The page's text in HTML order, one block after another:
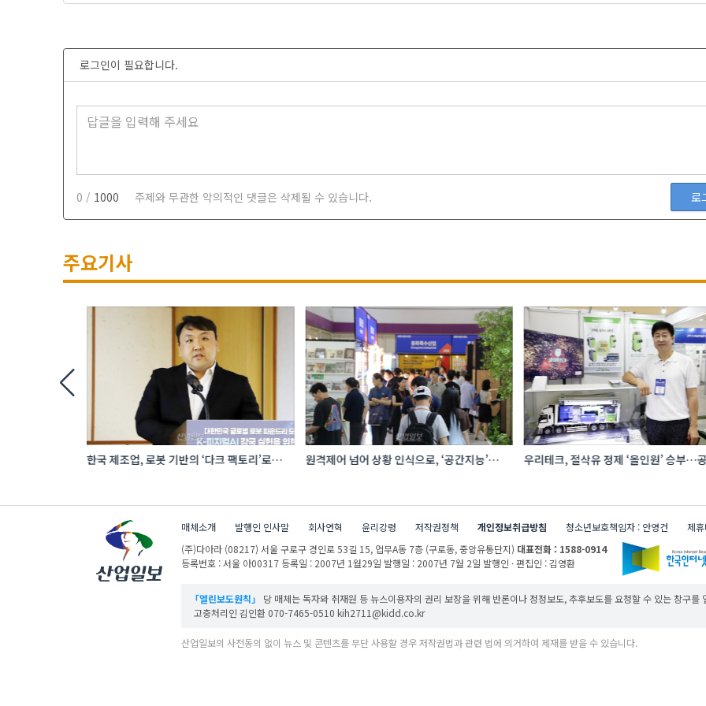
로그인이 필요합니다.
0 / 1000 주제와 무관한 악의적인 댓글은 삭제될 수 있습니다. 로
주요기사
한국 제조업, 로봇 기반의 ‘다크 팩토리’로
원격제어 넘어 상황 인식으로, ‘공간지능’
우리테크, 절삭유 정제 ‘올인원’ 승부…
매체소개 발행인 인사말 회사연혁 윤리강령 저작권정책 개인정보취급방침 청소년보호책임자 : 안영건
제
(주)다아라 (08217) 서울 구로구 경인로 53길 15,업무A동 7층 (구로동, 중앙유통단지) 대표전화 : 1588-0914
등록번호 : 서울 아00317 등록일 : 2007년 1월29일 발행일 : 2007년 7월 2일 발행인 · 편집인 : 김영환
「열린보도원칙」
당 매체는 독자와 취재원 등 뉴스이용자의 권리 보장을 위해 반론이나 정정보도, 추후보도를 요청할 수 있는 창구를
고충처리인 김인환 070-7465-0510 kih2711@kidd.co.kr
산업일보의 사전동의 없이 뉴스 및 콘텐츠를 무단 사용할 경우 저작권법과 관련 법에 의거하여 제재를 받을 수 있습니다.